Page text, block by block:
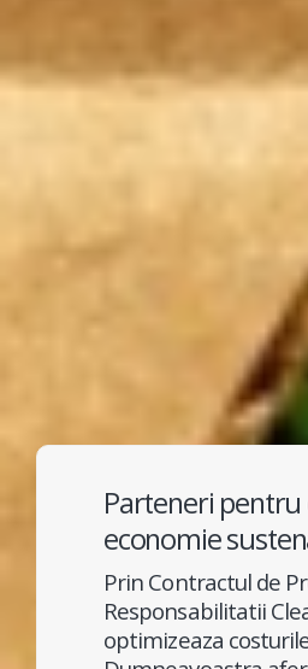
Parteneri pentru
economie
Prin Contractul de
Responsabilitatii
optimizeaza